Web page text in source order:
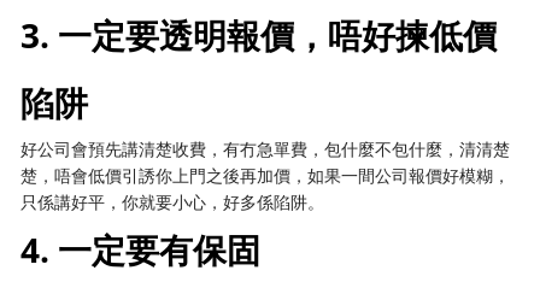
3. 一定要透明報價，唔好揀低價
陷阱
好公司會預先講清楚收費，有冇急單費，包什麼不包什麼，清清楚
楚，唔會低價引誘你上門之後再加價，如果一間公司報價好模糊，
只係講好平，你就要小心，好多係陷阱。
4. 一定要有保固